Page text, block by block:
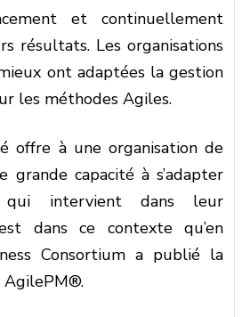
et continuellement
résultats. Les organisations
ont adaptées la gestion
les méthodes Agiles.
offre à une organisation de
capacité à s’adapter
qui intervient dans leur
dans ce contexte qu’en
Consortium a publié la
AgilePM®.